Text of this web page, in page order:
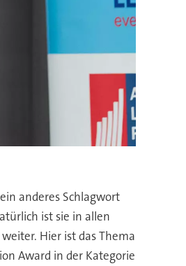
anderes Schlagwort
ist sie in allen
Hier ist das Thema
Award in der Kategorie